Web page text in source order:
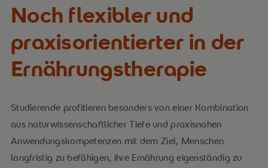
Noch flexibler und
praxisorientierter in der
Ernährungstherapie
Studierende profitieren besonders von einer Kombination
aus naturwissenschaftlicher Tiefe und praxisnahen
Anwendungskompetenzen mit dem Ziel, Menschen
langfristig zu befähigen, ihre Ernährung eigenständig zu